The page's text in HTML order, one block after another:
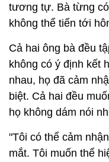
tương tự. Bà từng
không thể tiến tới
Cả hai ông bà đều
không có ý định kết
nhau, họ đã cảm
biệt. Cả hai đều
họ không dám nói
"Tôi có thể cảm
mắt. Tôi muốn thể